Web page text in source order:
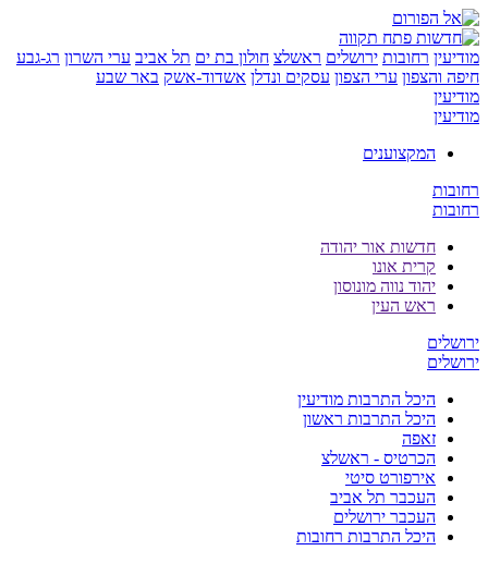
רחובות ירושלים ראשלצ חולון בת ים תל אביב ערי השרון רג-גבע
ערי הצפון עסקים ונדלן אשדוד-אשק באר שבע
המקצוענים
חדשות אור יהודה
קרית אונו
יהוד נווה מונוסון
ראש העין
היכל התרבות מודיעין
היכל התרבות ראשון
זאפה
הכרטיס - ראשלצ
אירפורט סיטי
העכבר תל אביב
העכבר ירושלים
היכל התרבות רחובות